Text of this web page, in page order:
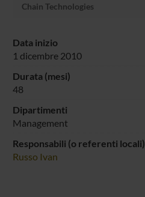
Chain Technologies
Data inizio
1 dicembre 2010
Durata (mesi)
48
Dipartimenti
Management
Responsabili (o referenti locali)
Russo Ivan